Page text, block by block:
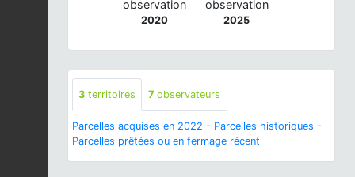
observation
2020
observation
2025
3 territoires 7 observateurs
Parcelles acquises en 2022 - Parcelles historiques -
Parcelles prêtées ou en fermage récent